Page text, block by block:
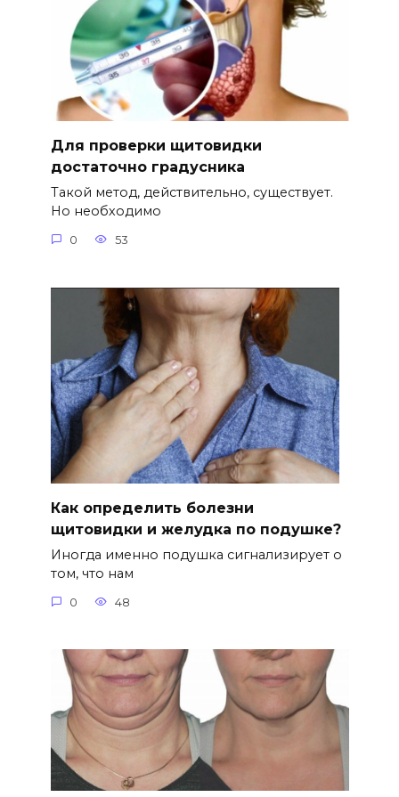
Для проверки щитовидки
достаточно градусника
Такой метод, действительно, существует.
Но необходимо
0 53
Как определить болезни
щитовидки и желудка по подушке?
Иногда именно подушка сигнализирует о
том, что нам
0 48